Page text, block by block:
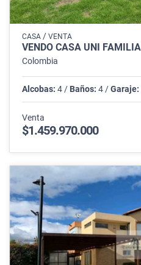
CASA / VENTA
Colombia
Alcobas: 4 / Baños: 4 /Garaje:
Venta
$1.459.970.000